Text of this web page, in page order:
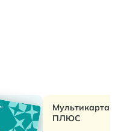
Мультикарта
ПЛЮС